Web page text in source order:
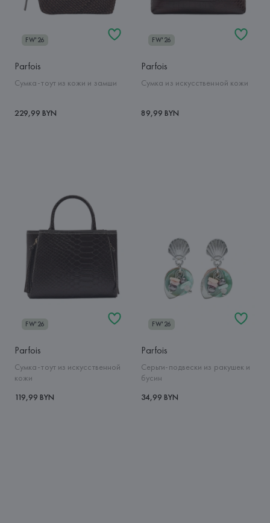
FW'26
Parfois
Сумка-тоут из кожи и замши
229,99 BYN
FW'26
Parfois
Сумка из искусственной кожи
89,99 BYN
FW'26
Parfois
Сумка-тоут из искусственной
кожи
119,99 BYN
FW'26
Parfois
Серьги-подвески из ракушек и
бусин
34,99 BYN